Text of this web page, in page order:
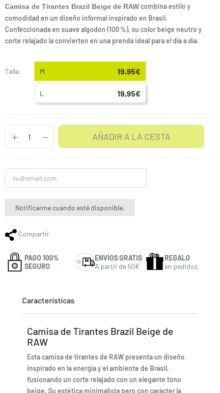
Camisa de Tirantes Brazil Beige de RAWcombina estilo y
comodidad en un diseño informal inspirado en Brasil.
Confeccionada en suave algodón (100 %), su color beige neutro y
corte relajado la convierten en una prenda ideal para el día a día.
Talla: M 19,95€
L 19,95€
AÑADIR A LA CESTA
Notificarme cuando esté disponible.
Compartir
PAGO 100%
SEGURO
ENVÍOS GRATIS
A partir de 50€
REGALO
en pedidos
Caracteristicas
Camisa de Tirantes Brazil Beige de
RAW
Esta camisa de tirantes de RAW presenta un diseño
inspirado en la energía y el ambiente de Brasil,
fusionando un corte relajado con un elegante tono
beige. Su estética minimalista pero con carácter la